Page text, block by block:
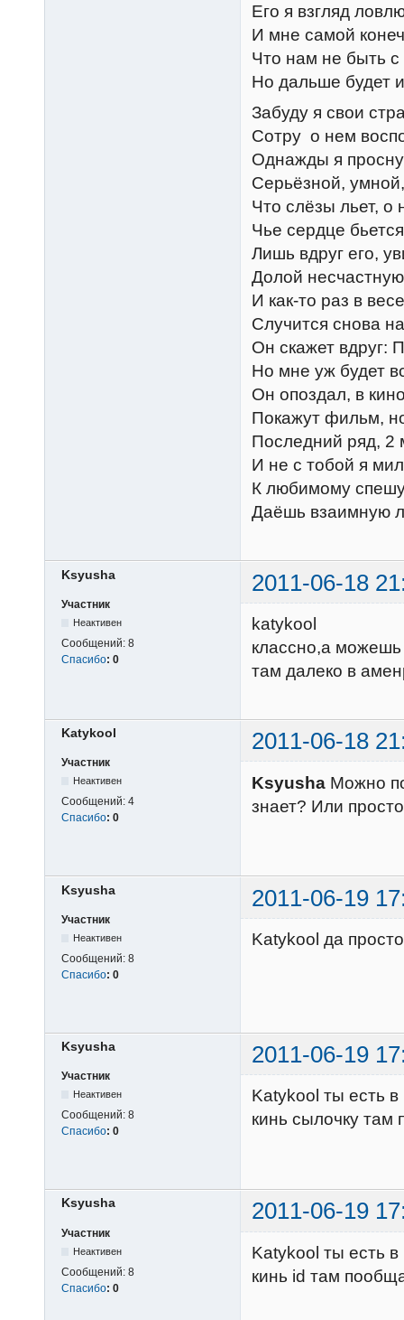
Его я взгляд
И мне самой
Что нам не быть
Но дальше будет
Забуду я свои
Сотру о нем
Однажды я
Серьёзной,
Что слёзы льет, о
Чье сердце
Лишь вдруг его,
Долой
И как-то раз в
Случится снова
Он скажет вдруг:
Но мне уж будет
Он опоздал, в
Покажут фильм,
Последний ряд, 2
И не с тобой я
К любимому
Даёшь взаимную
Ksyusha 2011-06-18
Участник
Неактивен
Сообщений: 8
Спасибо: 0
katykool
классно,а можешь
там далеко в
Katykool 2011-06-18
Участник
Неактивен
Сообщений: 4
Спасибо: 0
Ksyusha Можно
знает? Или
Ksyusha 2011-06-19
Участник
Неактивен
Сообщений: 8
Спасибо: 0
Katykool да
Ksyusha 2011-06-19
Участник
Неактивен
Сообщений: 8
Спасибо: 0
Katykool ты есть в
кинь сылочку там
Ksyusha 2011-06-19
Участник
Неактивен
Сообщений: 8
Спасибо: 0
Katykool ты есть в
кинь id там